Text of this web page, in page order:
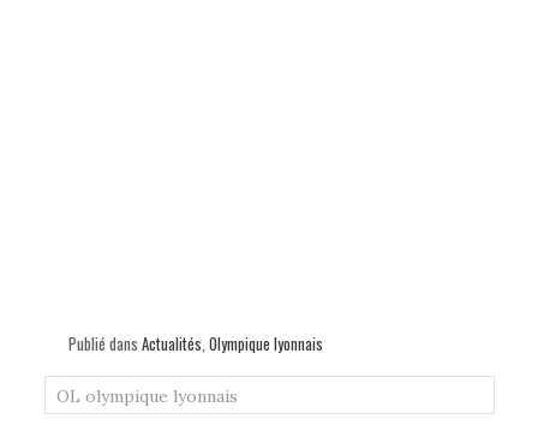
Publié dans Actualités, Olympique lyonnais
OL olympique lyonnais